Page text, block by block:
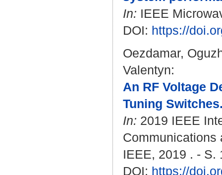
In: IEEE
DOI: https://
Oezdamar,
Valentyn:
An RF Voltage
Tuning
In: 2019 IEEE
Communications
IEEE, 2019 . - S.
DOI: https://